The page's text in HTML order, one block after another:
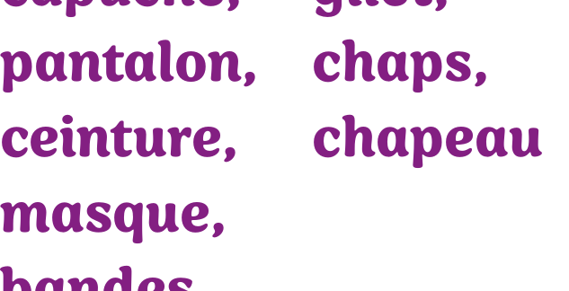
pantalon,
ceinture,
masque,
chaps,
chapeau